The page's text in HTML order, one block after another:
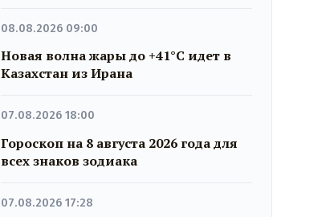
08.08.2026 09:00
Новая волна жары до +41°C идет в
Казахстан из Ирана
07.08.2026 18:00
Гороскоп на 8 августа 2026 года для
всех знаков зодиака
07.08.2026 17:28